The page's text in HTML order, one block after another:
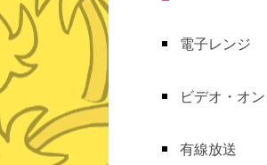
電子レンジ
ビデオ・オ
有線放送